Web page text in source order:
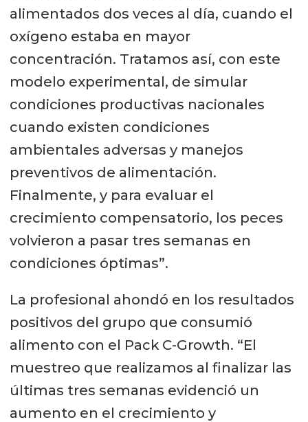
alimentados dos veces al día, cuando el
oxígeno estaba en mayor
concentración. Tratamos así, con este
modelo experimental, de simular
condiciones productivas nacionales
cuando existen condiciones
ambientales adversas y manejos
preventivos de alimentación.
Finalmente, y para evaluar el
crecimiento compensatorio, los peces
volvieron a pasar tres semanas en
condiciones óptimas”.
La profesional ahondó en los resultados
positivos del grupo que consumió
alimento con el Pack C-Growth. “El
muestreo que realizamos al finalizar las
últimas tres semanas evidenció un
aumento en el crecimiento y